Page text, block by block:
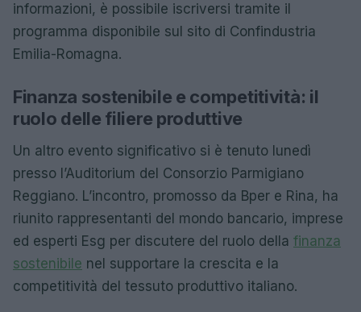
informazioni, è possibile iscriversi tramite il
programma disponibile sul sito di Confindustria
Emilia-Romagna.
Finanza sostenibile e competitività: il
ruolo delle filiere produttive
Un altro evento significativo si è tenuto lunedì
presso l’Auditorium del Consorzio Parmigiano
Reggiano. L’incontro, promosso da Bper e Rina, ha
riunito rappresentanti del mondo bancario, imprese
ed esperti Esg per discutere del ruolo della finanza
sostenibile nel supportare la crescita e la
competitività del tessuto produttivo italiano.